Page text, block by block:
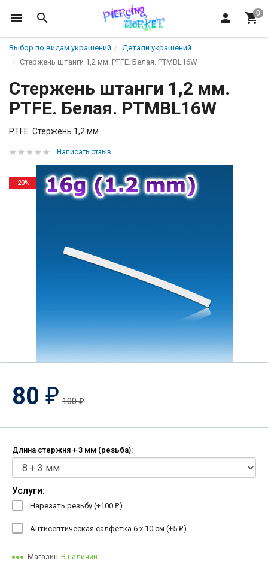
Выбор по видам украшений
Детали украшений
Стержень штанги 1,2 мм. PTFE. Белая. PTMBL16W
Стержень штанги 1,2 мм.
PTFE. Белая. PTMBL16W
PTFE. Стержень 1,2 мм.
Написать отзыв
-20%
80 ₽ 100₽
Длина стержня + 3 мм (резьба):
Услуги:
Нарезать резьбу (+100 ₽)
Антисептическая салфетка 6 х 10 см (+5 ₽)
Магазин В наличии